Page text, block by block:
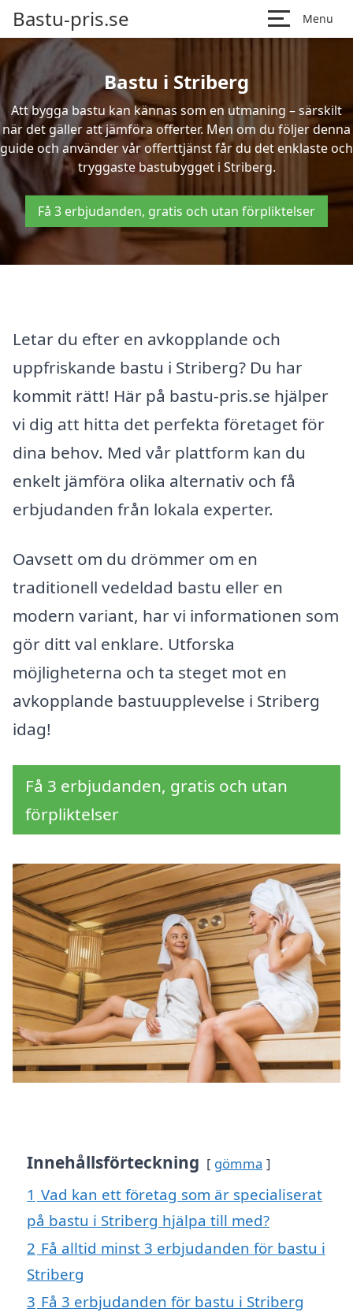
Bastu-pris.se Menu
Bastu i Striberg
Att bygga bastu kan kännas som en utmaning – särskilt
när det gäller att jämföra offerter. Men om du följer denna
guide och använder vår offerttjänst får du det enklaste och
tryggaste bastubygget i Striberg.
Få 3 erbjudanden, gratis och utan förpliktelser
Letar du efter en avkopplande och
uppfriskande bastu i Striberg? Du har
kommit rätt! Här på bastu-pris.se hjälper
vi dig att hitta det perfekta företaget för
dina behov. Med vår plattform kan du
enkelt jämföra olika alternativ och få
erbjudanden från lokala experter.
Oavsett om du drömmer om en
traditionell vedeldad bastu eller en
modern variant, har vi informationen som
gör ditt val enklare. Utforska
möjligheterna och ta steget mot en
avkopplande bastuupplevelse i Striberg
idag!
Få 3 erbjudanden, gratis och utan
förpliktelser
Innehållsförteckning gömma
1 Vad kan ett företag som är specialiserat
på bastu i Striberg hjälpa till med?
2 Få alltid minst 3 erbjudanden för bastu i
Striberg
3 Få 3 erbjudanden för bastu i Striberg